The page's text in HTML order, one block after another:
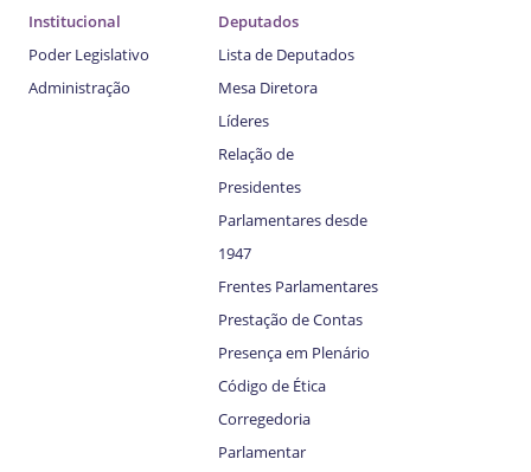
Institucional
Poder Legislativo
Administração
Deputados
Lista de Deputados
Mesa Diretora
Líderes
Relação de
Presidentes
Parlamentares desde
1947
Frentes Parlamentares
Prestação de Contas
Presença em Plenário
Código de Ética
Corregedoria
Parlamentar